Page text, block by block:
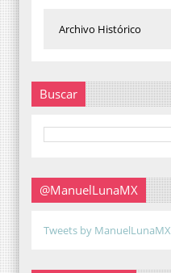
Buscar
@ManuelLunaMX
Tweets by ManuelLunaMX